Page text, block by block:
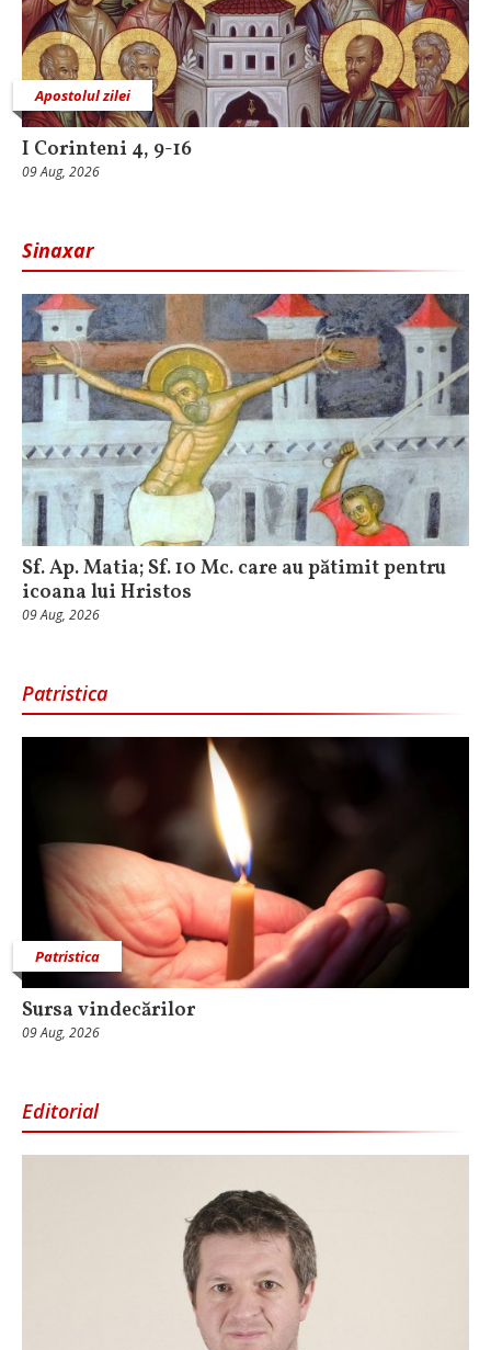
Apostolul zilei
I Corinteni 4, 9-16
09 Aug, 2026
Sinaxar
Sf. Ap. Matia; Sf. 10 Mc. care au pătimit pentru
icoana lui Hristos
09 Aug, 2026
Patristica
Patristica
Sursa vindecărilor
09 Aug, 2026
Editorial